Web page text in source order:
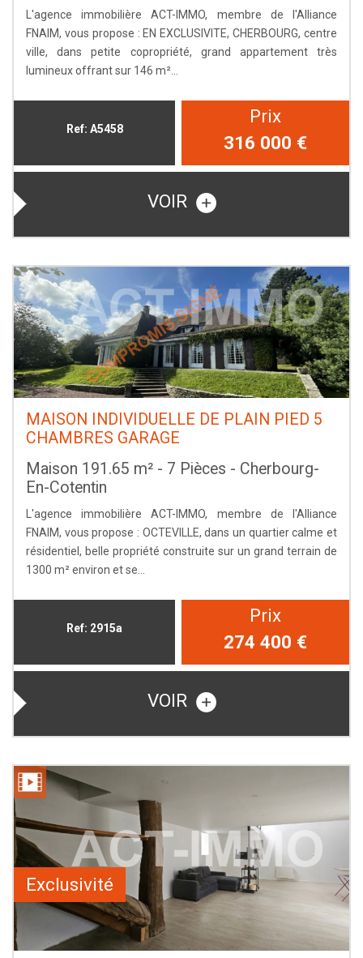
L'agence immobilière ACT-IMMO, membre de l'Alliance
FNAIM, vous propose : EN EXCLUSIVITE, CHERBOURG, centre
ville, dans petite copropriété, grand appartement très
lumineux offrant sur 146 m²...
Ref: A5458
Prix
316 000 €
VOIR
MAISON INDIVIDUELLE DE PLAIN PIED 5
CHAMBRES GARAGE
Maison 191.65 m² - 7 Pièces - Cherbourg-
En-Cotentin
L'agence immobilière ACT-IMMO, membre de l'Alliance
FNAIM, vous propose : OCTEVILLE, dans un quartier calme et
résidentiel, belle propriété construite sur un grand terrain de
1300 m² environ et se...
Ref: 2915a
Prix
274 400 €
VOIR
Exclusivité